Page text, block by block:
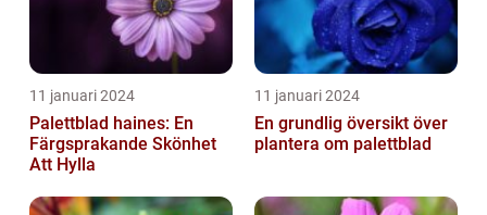
11 januari 2024
Palettblad haines: En
Färgsprakande Skönhet
Att Hylla
11 januari 2024
En grundlig översikt över
plantera om palettblad